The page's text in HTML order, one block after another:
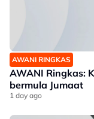
AWANI RINGKAS
AWANI Ringkas:
bermula Jumaat
1 day ago